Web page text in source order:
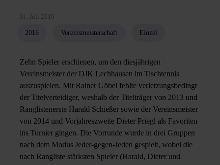
31. Juli 2016
2016 Vereinsmeisterschaft Einzel
Zehn Spieler erschienen, um den diesjährigen
Vereinsmeister der DJK Lechhausen im Tischtennis
auszuspielen. Mit Rainer Göbel fehlte verletzungsbedingt
der Titelverteidiger, weshalb der Titelträger von 2013 und
Ranglistenerste Harald Schießer sowie der Vereinsmeister
von 2014 und Vorjahreszweite Dieter Priegl als Favoriten
ins Turnier gingen. Die Vorrunde wurde in drei Gruppen
nach dem Modus Jeder-gegen-Jeden gespielt, wobei die
nach Rangliste stärksten Spieler (Harald, Dieter und